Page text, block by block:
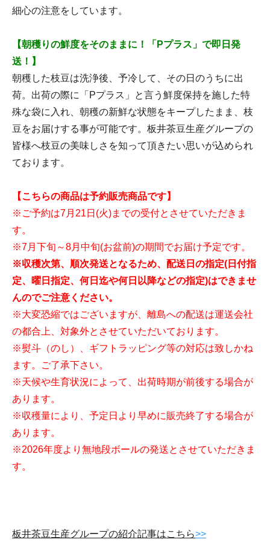
細心の注意をしています。
【朝穫りの鮮度をそのままに！「Pプラス」で即日発
送！】
朝穫した枝豆は洗浄後、予冷して、その日のうちに出
荷。出荷の際に「Pプラス」と言う鮮度保持を施した特
殊な袋に入れ、朝穫の新鮮な状態をキープしたまま、枝
豆をお届けする事が可能です。板井茶豆生産グループの
皆様へ枝豆の美味しさを知って頂きたい思いが込められ
ております。
【こちらの商品は予約販売商品です】
※ご予約は7月21日(火)までの受付とさせていただきま
す。
※7月下旬～8月中旬(お盆前)の期間でお届け予定です。
※収穫次第、順次発送となるため、配送日の指定(日付指
定、曜日指定、何日迄や何日以降などの指定)はできませ
んのでご注意ください。
※大変恐縮ではございますが、離島への配送は運送会社
の都合上、対象外とさせていただいております。
※熨斗（のし）、ギフトラッピング等の対応は致しかね
ます。ご了承下さい。
※天候や生育状況によって、出荷時期が前後する場合が
あります。
※収穫量により、予定日より早めに販売終了する場合が
あります。
※2026年度より無地段ボールの発送とさせていただきま
す。
板井茶豆生産グループの紹介記事はこちら>>